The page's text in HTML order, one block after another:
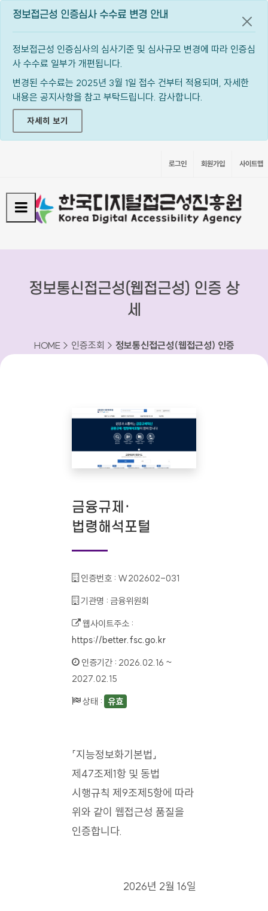
정보접근성 인증심사 수수료 변경 안내
정보접근성 인증심사의 심사기준 및 심사규모 변경에 따라 인증심
사 수수료 일부가 개편됩니다.
변경된 수수료는 2025년 3월 1일 접수 건부터 적용되며, 자세한
내용은 공지사항을 참고 부탁드립니다. 감사합니다.
자세히 보기
공지
로그인 회원가입 사이트맵
정보통신접근성(웹접근성) 인증 상
세
HOME > 인증조회 > 정보통신접근성(웹접근성) 인증
금융규제·
법령해석포털
인증번호 : W202602-031
기관명 : 금융위원회
웹사이트주소 :
https://better.fsc.go.kr
인증기간 : 2026.02.16 ~
2027.02.15
상태 : 유효
「지능정보화기본법」
제47조제1항 및 동법
시행규칙 제9조제5항에 따라
위와 같이 웹접근성 품질을
인증합니다.
2026년 2월 16일